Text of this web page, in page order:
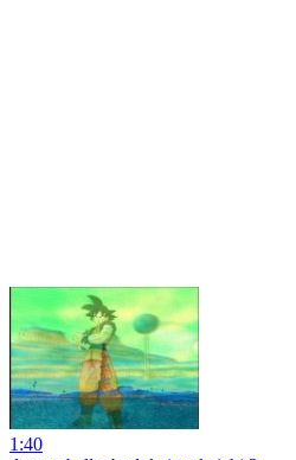
1:40